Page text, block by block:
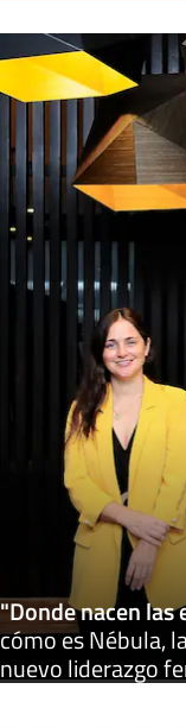
"Donde nacen las
cómo es Nébula,
nuevo liderazgo